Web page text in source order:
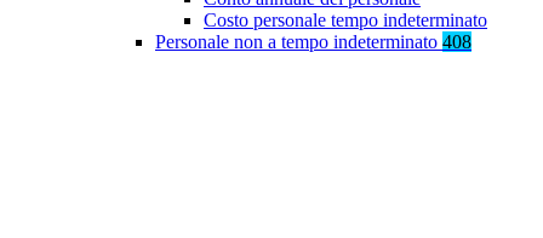
Costo personale tempo indeterminato
Personale non a tempo indeterminato 408